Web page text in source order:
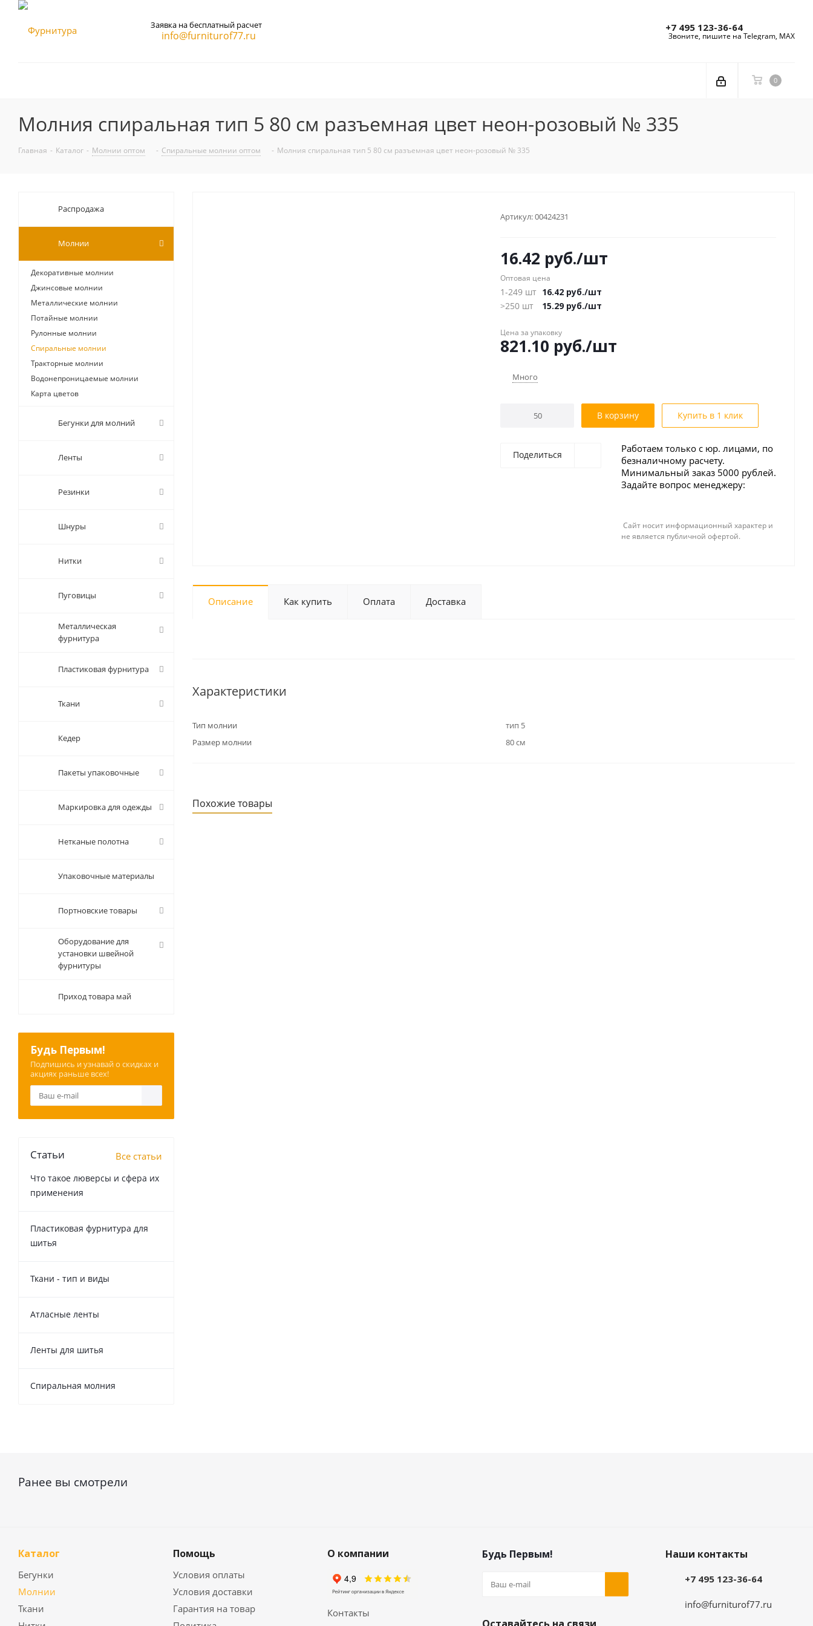
Заявка на бесплатный расчет
info@furniturof77.ru
+7 495 123-36-64
Звоните, пишите на Telegram, MAX
0
Молния спиральная тип 5 80 см разъемная цвет неон-розовый № 335
Главная - Каталог - Молнии оптом - Спиральные молнии оптом - Молния спиральная тип 5 80 см разъемная цвет неон-розовый № 335
Артикул:00424231
16.42 руб./шт
Оптовая цена
1-249 шт 16.42 руб./шт
>250 шт
15.29 руб./шт
Цена за упаковку
821.10 руб./шт
Много
В корзину Купить в 1 клик
Поделиться
Работаем только с юр. лицами, по
безналичному расчету.
Минимальный заказ 5000 рублей.
Задайте вопрос менеджеру:
Сайт носит информационный характер и
не является публичной офертой.
Описание Как купить Оплата Доставка
Характеристики
Тип молнии
тип 5
Размер молнии
80 см
Похожие товары
Распродажа
Молнии
Декоративные молнии
Джинсовые молнии
Металлические молнии
Потайные молнии
Рулонные молнии
Спиральные молнии
Тракторные молнии
Водонепроницаемые молнии
Карта цветов
Бегунки для молний
Ленты
Резинки
Шнуры
Нитки
Пуговицы
Металлическая
фурнитура
Пластиковая фурнитура
Ткани
Кедер
Пакеты упаковочные
Маркировка для одежды
Нетканые полотна
Упаковочные материалы
Портновские товары
Оборудование для
установки швейной
фурнитуры
Приход товара май
Будь Первым!
Подпишись и узнавай о скидках и
акциях раньше всех!
Статьи Все статьи
Что такое люверсы и сфера их
применения
Пластиковая фурнитура для
шитья
Ткани - тип и виды
Атласные ленты
Ленты для шитья
Спиральная молния
Ранее вы смотрели
Каталог
Бегунки
Молнии
Ткани
Помощь
Условия оплаты
Условия доставки
Гарантия на товар
О компании
Контакты
Будь Первым! Наши контакты
+7 495 123-36-64
info@furniturof77.ru